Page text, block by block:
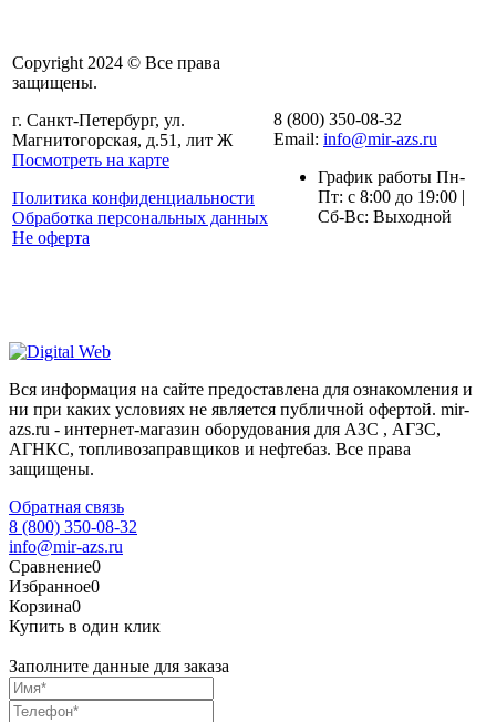
Copyright 2024 © Все права
защищены.
г. Санкт-Петербург, ул.
Магнитогорская, д.51, лит Ж
Посмотреть на карте
Политика конфиденциальности
Обработка персональных данных
Не оферта
8 (800) 350-08-32
Email: info@mir-azs.ru
График работы Пн-
Пт: с 8:00 до 19:00 |
Сб-Вс: Выходной
Вся информация на сайте предоставлена для ознакомления и
ни при каких условиях не является публичной офертой. mir-
azs.ru - интернет-магазин оборудования для АЗС , АГЗС,
АГНКС, топливозаправщиков и нефтебаз. Все права
защищены.
Обратная связь
8 (800) 350-08-32
info@mir-azs.ru
Сравнение0
Избранное0
Корзина0
Купить в один клик
Заполните данные для заказа